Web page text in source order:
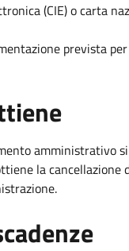
(CIE) o carta
prevista
amministrativo
la cancellazione